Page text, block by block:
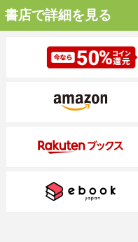
書店で詳細を見る